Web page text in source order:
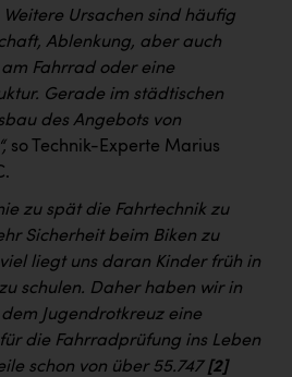
Ursachen sind häufig
Ablenkung, aber auch
Fahrrad oder eine
Gerade im städtischen
des Angebots von
so Technik-Experte Marius
zu spät die Fahrtechnik zu
Sicherheit beim Biken zu
liegt uns daran Kinder früh in
schulen. Daher haben wir in
Jugendrotkreuz eine
die Fahrradprüfung ins Leben
schon von über 55.747[2]